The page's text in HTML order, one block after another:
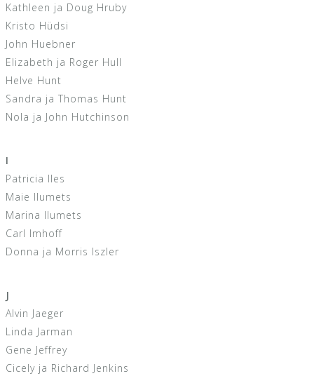
Kathleen ja Doug Hruby
Kristo Hüdsi
John Huebner
Elizabeth ja Roger Hull
Helve Hunt
Sandra ja Thomas Hunt
Nola ja John Hutchinson
I
Patricia Iles
Maie Ilumets
Marina Ilumets
Carl Imhoff
Donna ja Morris Iszler
J
Alvin Jaeger
Linda Jarman
Gene Jeffrey
Cicely ja Richard Jenkins